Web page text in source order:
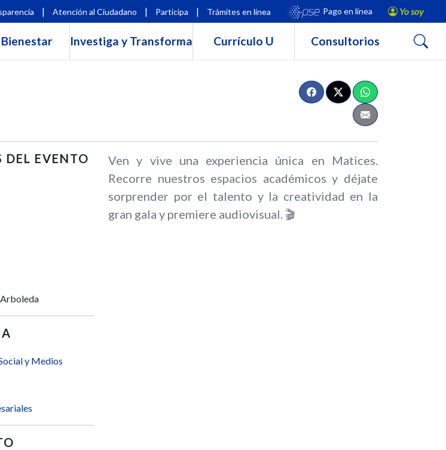
| Atención al Ciudadano | Participa | Trámites en línea Pago en línea Yo soy
Bienestar Investiga y Transforma Currículo U Consultorios Buscar
DEL EVENTO
y Medios
Ven y vive una experiencia única en Matices.
Recorre nuestros espacios académicos y déjate
sorprender por el talento y la creatividad en la
gran gala y premiere audiovisual. 🎬